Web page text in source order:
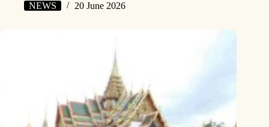
NEWS 20 June 2026